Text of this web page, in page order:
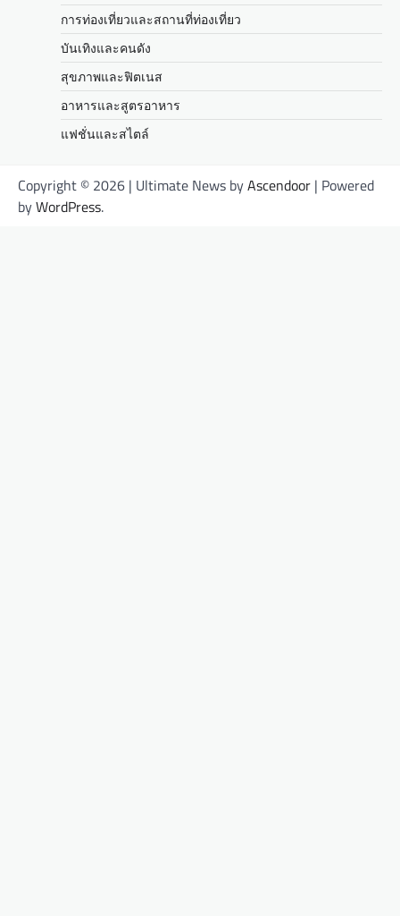
การท่องเที่ยวและสถานที่ท่องเที่ยว
บันเทิงและคนดัง
สุขภาพและฟิตเนส
อาหารและสูตรอาหาร
แฟชั่นและสไตล์
Copyright © 2026 | Ultimate News byAscendoor | Powered
byWordPress.